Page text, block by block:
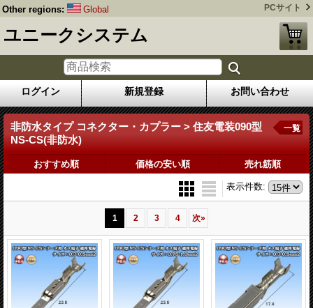
Other regions: Global PCサイト
ユニークシステム
ログイン 新規登録 お問い合わせ
非防水タイプ コネクター・カプラー > 住友電装090型
NS-CS(非防水)
一覧
おすすめ順 価格の安い順 売れ筋順
表示件数:
1 2 3 4 次»